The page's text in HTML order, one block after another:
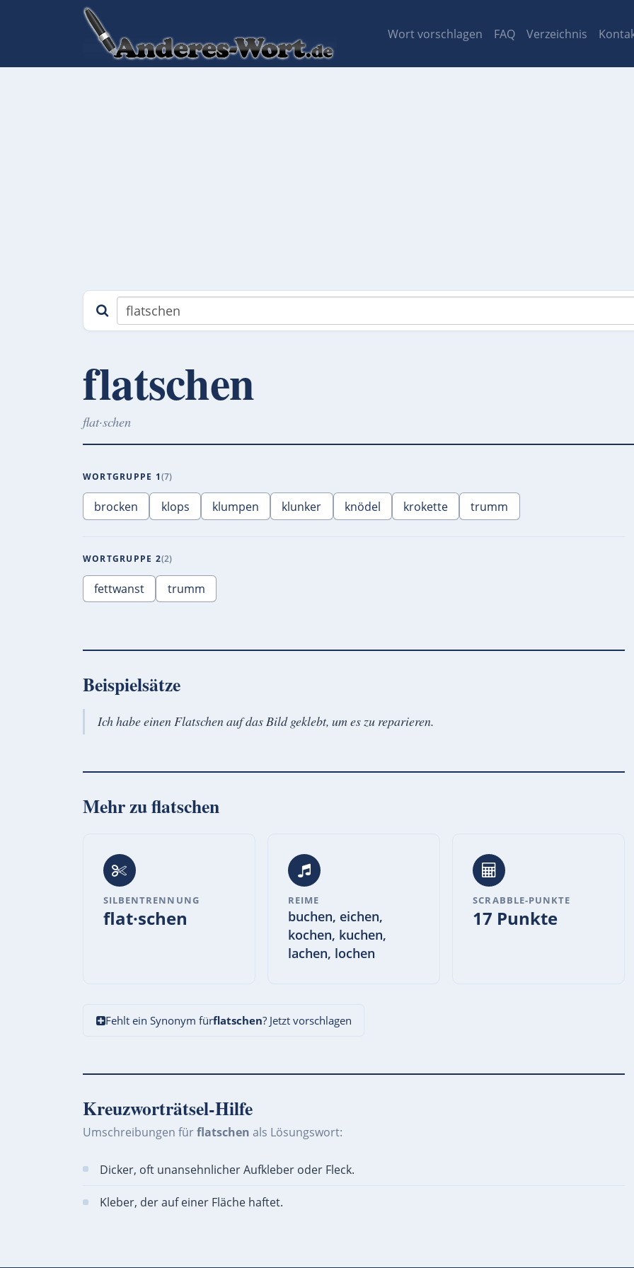
Wort vorschlagen FAQ Verzeichnis
flatschen
flat·schen
WORTGRUPPE 1 7
brocken klops klumpen klunker knödel krokette trumm
WORTGRUPPE 2 2
fettwanst trumm
Beispielsätze
Ich habe einen Flatschen auf das Bild geklebt, um es zu reparieren.
Mehr zuflatschen
SILBENTRENNUNG
flat·schen
REIME
buchen, eichen,
kochen, kuchen,
lachen, lochen
SCRABBLE-PUNKTE
17 Punkte
Fehlt ein Synonym fürflatschen? Jetzt vorschlagen
Kreuzworträtsel-Hilfe
Umschreibungen fürflatschen als Lösungswort:
Dicker, oft unansehnlicher Aufkleber oder Fleck.
Kleber, der auf einer Fläche haftet.